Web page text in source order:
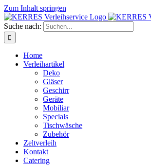
Zum Inhalt springen
Suche nach:
Home
Verleihartikel
Deko
Gläser
Geschirr
Geräte
Mobiliar
Specials
Tischwäsche
Zubehör
Zeltverleih
Kontakt
Catering